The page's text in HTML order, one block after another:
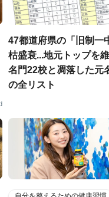
47都道府県の「旧制一
枯盛衰...地元トップを
名門22校と凋落した元
の全リスト